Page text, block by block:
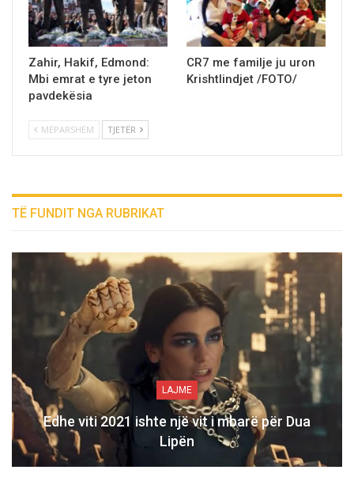
Zahir, Hakif, Edmond:
Mbi emrat e tyre jeton
pavdekësia
CR7 me familje ju uron
Krishtlindjet /FOTO/
MËPARSHËM TJETËR
TË FUNDIT NGA RUBRIKAT
LAJME
Edhe viti 2021 ishte një vit i mbarë për Dua
Lipën